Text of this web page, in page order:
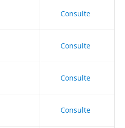
Consulte
Consulte
Consulte
Consulte